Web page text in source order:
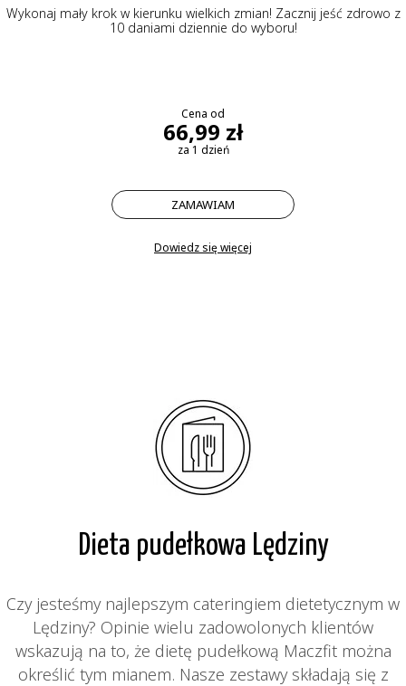
Wykonaj mały krok w kierunku wielkich zmian! Zacznij jeść zdrowo z
10 daniami dziennie do wyboru!
Cena od
66,99 zł
za 1 dzień
ZAMAWIAM
Dowiedz się więcej
Dieta pudełkowa Lędziny
Czy jesteśmy najlepszym cateringiem dietetycznym w
Lędziny? Opinie wielu zadowolonych klientów
wskazują na to, że dietę pudełkową Maczfit można
określić tym mianem. Nasze zestawy składają się z